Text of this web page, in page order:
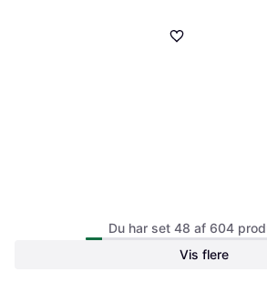
MAULUND iPad 10.2" 2021
2019 Klassisk Læder Cover
2019
Tabletcover
Du har set 48 af 604
Vis flere